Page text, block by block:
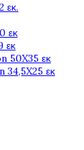
εκ.
εκ
εκ
50X35 εκ
34,5X25 εκ